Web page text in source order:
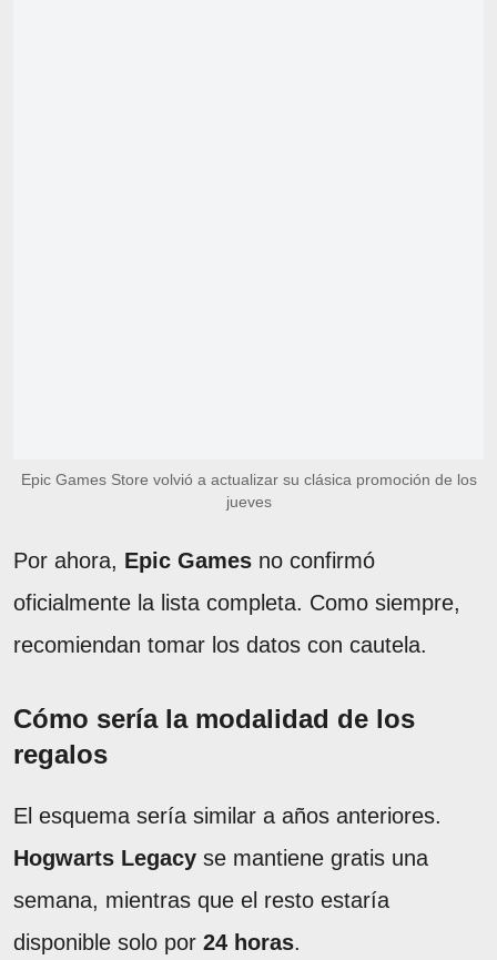
Epic Games Store volvió a actualizar su clásica promoción de los
jueves
Por ahora, Epic Games no confirmó
oficialmente la lista completa. Como siempre,
recomiendan tomar los datos con cautela.
Cómo sería la modalidad de los
regalos
El esquema sería similar a años anteriores.
Hogwarts Legacy se mantiene gratis una
semana, mientras que el resto estaría
disponible solo por 24 horas.